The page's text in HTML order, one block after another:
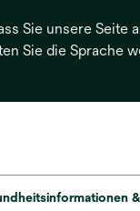
Sie unsere Seite
Sie die Sprache
&